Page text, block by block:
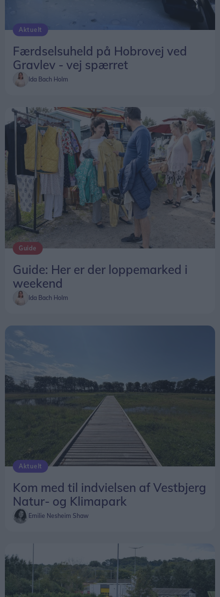
Aktuelt
Færdselsuheld på Hobrovej ved
Gravlev - vej spærret
Ida Bach Holm
Guide
Guide: Her er der loppemarked i
weekend
Ida Bach Holm
Aktuelt
Kom med til indvielsen af Vestbjerg
Natur- og Klimapark
Emilie Nesheim Shaw